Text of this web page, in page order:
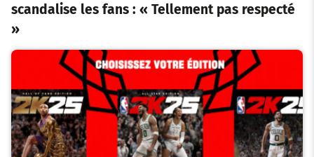
scandalise les fans : « Tellement pas respecté
»